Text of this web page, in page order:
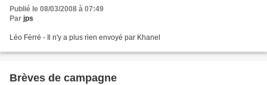
Publié le 08/03/2008 à 07:49
Par jps
Léo Férré - Il n'y a plus rien envoyé par Khanel
Brèves de campagne